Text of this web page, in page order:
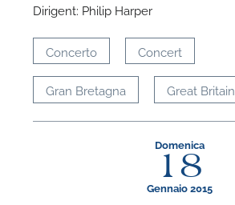
Dirigent: Philip Harper
Concerto Concert
Gran Bretagna Great Britain
Domenica
18
Gennaio 2015